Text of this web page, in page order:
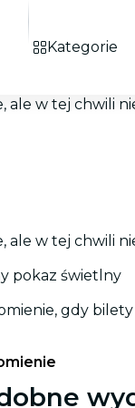
Kategorie
ale w tej chwili
ale w tej chwili
pokaz świetlny
gdy bilety